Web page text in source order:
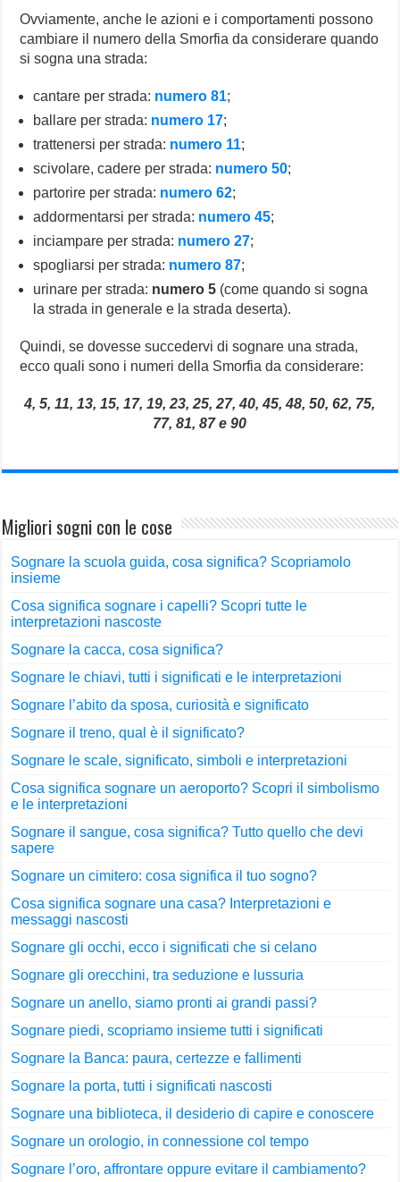
Ovviamente, anche le azioni e i comportamenti possono
cambiare il numero della Smorfia da considerare quando
si sogna una strada:
cantare per strada: numero 81;
ballare per strada: numero 17;
trattenersi per strada: numero 11;
scivolare, cadere per strada: numero 50;
partorire per strada: numero 62;
addormentarsi per strada: numero 45;
inciampare per strada: numero 27;
spogliarsi per strada: numero 87;
urinare per strada: numero 5 (come quando si sogna
la strada in generale e la strada deserta).
Quindi, se dovesse succedervi di sognare una strada,
ecco quali sono i numeri della Smorfia da considerare:
4, 5, 11, 13, 15, 17, 19, 23, 25, 27, 40, 45, 48, 50, 62, 75,
77, 81, 87 e 90
Migliori sogni con le cose
Sognare la scuola guida, cosa significa? Scopriamolo
insieme
Cosa significa sognare i capelli? Scopri tutte le
interpretazioni nascoste
Sognare la cacca, cosa significa?
Sognare le chiavi, tutti i significati e le interpretazioni
Sognare l’abito da sposa, curiosità e significato
Sognare il treno, qual è il significato?
Sognare le scale, significato, simboli e interpretazioni
Cosa significa sognare un aeroporto? Scopri il simbolismo
e le interpretazioni
Sognare il sangue, cosa significa? Tutto quello che devi
sapere
Sognare un cimitero: cosa significa il tuo sogno?
Cosa significa sognare una casa? Interpretazioni e
messaggi nascosti
Sognare gli occhi, ecco i significati che si celano
Sognare gli orecchini, tra seduzione e lussuria
Sognare un anello, siamo pronti ai grandi passi?
Sognare piedi, scopriamo insieme tutti i significati
Sognare la Banca: paura, certezze e fallimenti
Sognare la porta, tutti i significati nascosti
Sognare una biblioteca, il desiderio di capire e conoscere
Sognare un orologio, in connessione col tempo
Sognare l’oro, affrontare oppure evitare il cambiamento?